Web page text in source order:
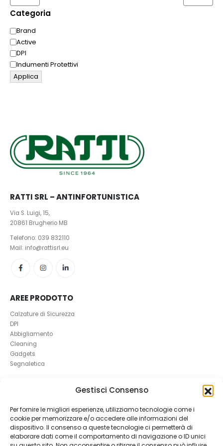
Gestisci Consenso
Per fornire le migliori esperienze, utilizziamo tecnologie come i
cookie per memorizzare e/o accedere alle informazioni del
dispositivo. Il consenso a queste tecnologie ci permetterà di
elaborare dati come il comportamento di navigazione o ID unici
Categoria
Categoria
Brand
Active
DPI
Indumenti Protettivi
Applica
RATTI SRL – ANTINFORTUNISTICA
Via S. Luigi, 15,
20861 Brugherio MB
Telefono: 039 832110
Mail: info@rattisrl.eu
AREE PRODOTTO
Calzature di Sicurezza
DPI
Abbigliamento
Cleaning
Gadgets
Segnaletica
Condizioni e Resi
FAQ Antinfortunistica
Richiesta Reso
CookieePrivacy
Tutti gli ordini online del mese di agosto verranno evasi a
Buone Vacanze!